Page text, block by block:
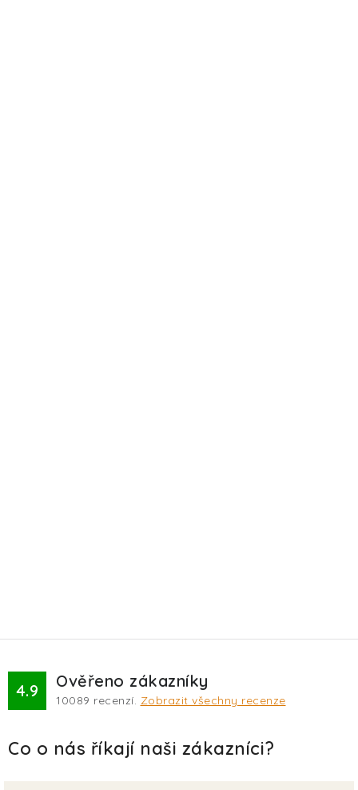
4.9 Ověřeno zákazníky
10089 recenzí. Zobrazit všechny recenze